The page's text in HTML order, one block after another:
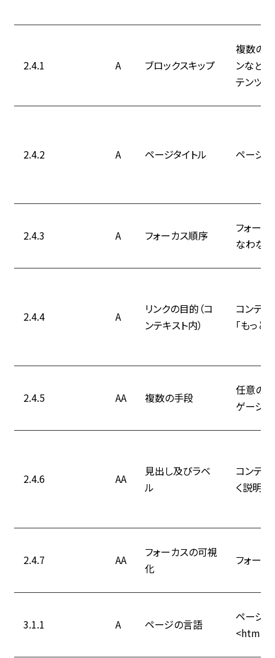
2.4.1 A ブロックスキップ
複数の
ンなど）
テンツに
2.4.2 A ページタイトル ページ
2.4.3 A フォーカス順序
フォー
なわな
2.4.4 A
リンクの目的（コ
ンテキスト内）
コンテ
「もっと
2.4.5 AA 複数の手段
任意の
ゲーショ
2.4.6 AA
見出し及びラベ
ル
コンテ
く説明す
2.4.7 AA
フォーカスの可視
化
フォー
3.1.1 A ページの言語
ページの
<html